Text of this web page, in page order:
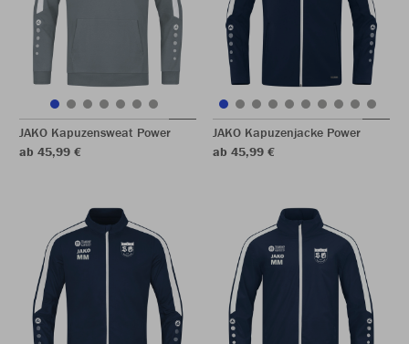
JAKO Kapuzensweat Power
ab 45,99 €
JAKO Kapuzenjacke Power
ab 45,99 €